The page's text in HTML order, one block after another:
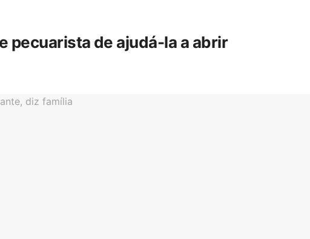
pecuarista de ajudá-la a abrir